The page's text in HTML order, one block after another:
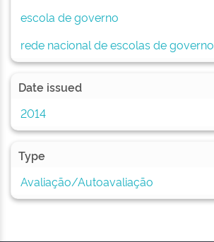
escola de governo
rede nacional de escolas de governo
Date issued
2014
Type
Avaliação/Autoavaliação